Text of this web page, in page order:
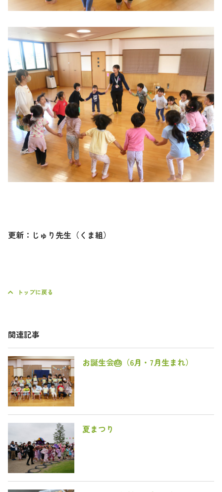
更新：じゅり先生（くま組）
トップに戻る
関連記事
お誕生会🎂（6月・7月生まれ）
夏まつり